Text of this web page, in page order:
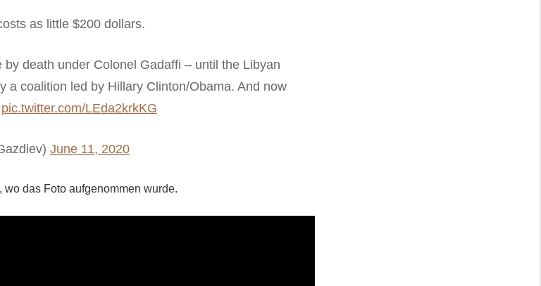
as little $200 dollars.
death under Colonel Gadaffi – until the Libyan
a coalition led by Hillary Clinton/Obama. And now
pic.twitter.com/LEda2krkKG
June 11, 2020
wo das Foto aufgenommen wurde.